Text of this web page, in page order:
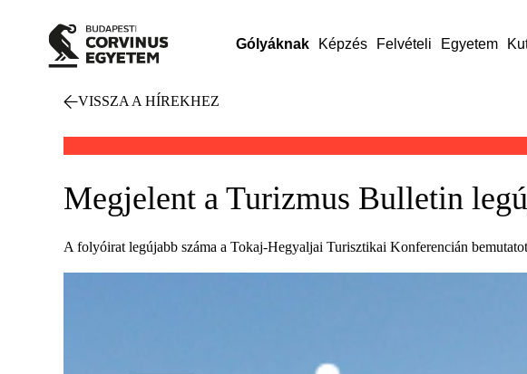
Gólyáknak Képzés Felvételi Egyetem
VISSZA A HÍREKHEZ
Megjelent a Turizmus Bulletin
A folyóirat legújabb száma a Tokaj-Hegyaljai Turisztikai Konferencián